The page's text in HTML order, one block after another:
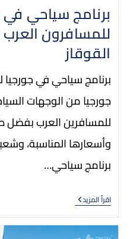
برنامج سياحي في
للمسافرون
القوقاز
برنامج سياحي في
جورجيا من الوجهات
للمسافرين العرب بفضل
وأسعارها المناسبة،
برنامج سياحي…
اقرأ المزيد